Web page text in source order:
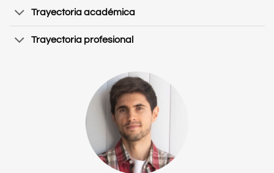
Trayectoria académica
Trayectoria profesional